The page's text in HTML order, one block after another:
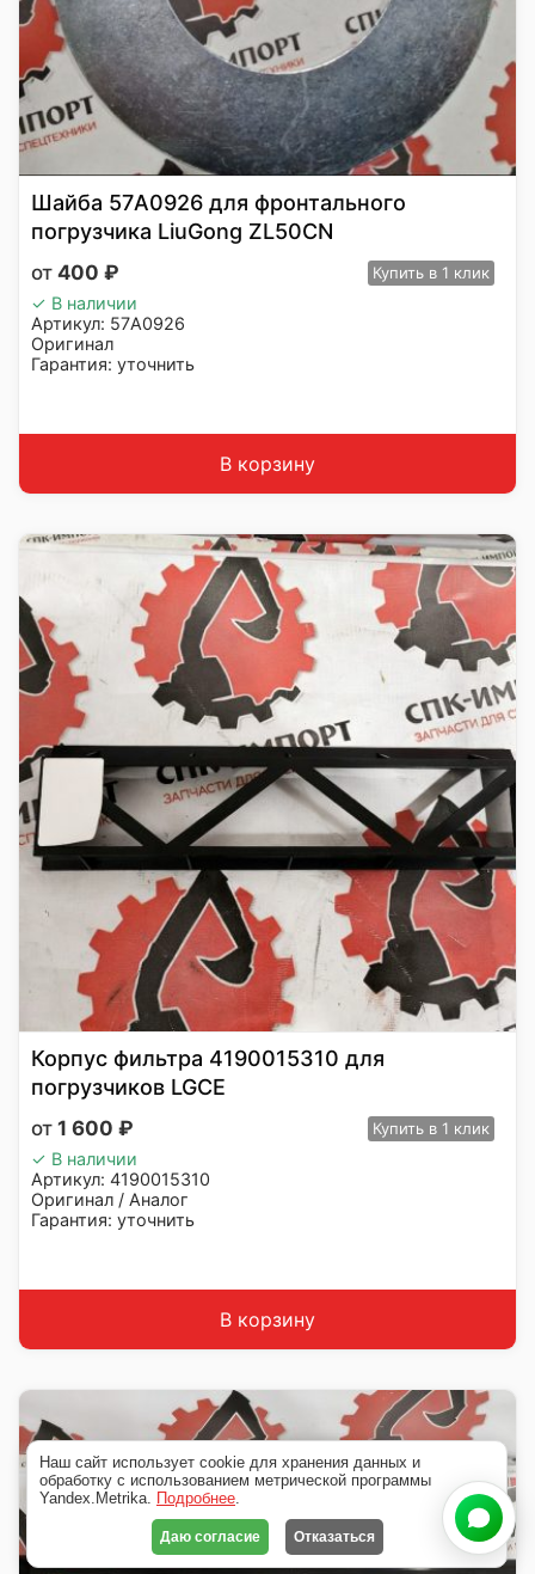
Шайба 57A0926 для фронтального
погрузчика LiuGong ZL50CN
400 ₽ Купить в 1 клик
✓ В наличии
Артикул: 57A0926
Оригинал
Гарантия: уточнить
В корзину
Корпус фильтра 4190015310 для
погрузчиков LGCE
1 600 ₽ Купить в 1 клик
✓ В наличии
Артикул: 4190015310
Оригинал / Аналог
Гарантия: уточнить
В корзину
Наш сайт использует cookie для хранения данных и
обработку с использованием метрической программы
Yandex.Metrika. Подробнее.
Даю согласие Отказаться